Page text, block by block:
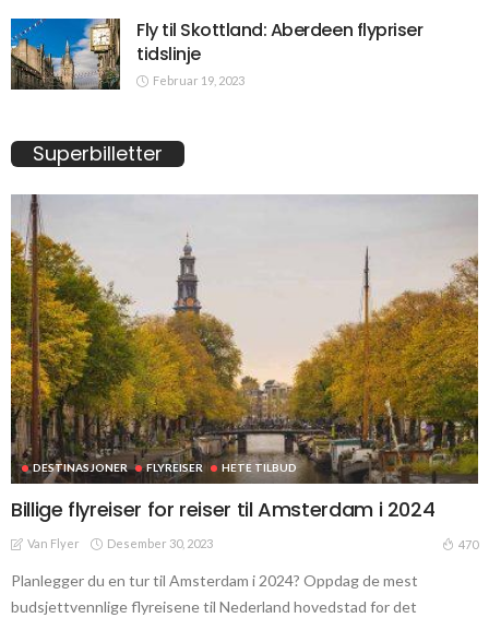
Fly til Skottland: Aberdeen flypriser
tidslinje
Februar 19, 2023
Superbilletter
DESTINASJONER FLYREISER HETE TILBUD
Billige flyreiser for reiser til Amsterdam i 2024
Van Flyer Desember 30, 2023 470
Planlegger du en tur til Amsterdam i 2024? Oppdag de mest
budsjettvennlige flyreisene til Nederland hovedstad for det